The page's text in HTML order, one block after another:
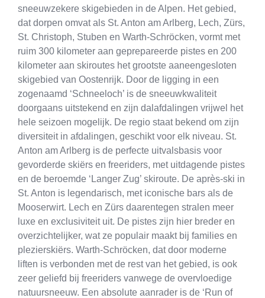
sneeuwzekere skigebieden in de Alpen. Het gebied,
dat dorpen omvat als St. Anton am Arlberg, Lech, Zürs,
St. Christoph, Stuben en Warth-Schröcken, vormt met
ruim 300 kilometer aan geprepareerde pistes en 200
kilometer aan skiroutes het grootste aaneengesloten
skigebied van Oostenrijk. Door de ligging in een
zogenaamd ‘Schneeloch’ is de sneeuwkwaliteit
doorgaans uitstekend en zijn dalafdalingen vrijwel het
hele seizoen mogelijk. De regio staat bekend om zijn
diversiteit in afdalingen, geschikt voor elk niveau. St.
Anton am Arlberg is de perfecte uitvalsbasis voor
gevorderde skiërs en freeriders, met uitdagende pistes
en de beroemde ‘Langer Zug’ skiroute. De après-ski in
St. Anton is legendarisch, met iconische bars als de
Mooserwirt. Lech en Zürs daarentegen stralen meer
luxe en exclusiviteit uit. De pistes zijn hier breder en
overzichtelijker, wat ze populair maakt bij families en
plezierskiërs. Warth-Schröcken, dat door moderne
liften is verbonden met de rest van het gebied, is ook
zeer geliefd bij freeriders vanwege de overvloedige
natuursneeuw. Een absolute aanrader is de ‘Run of